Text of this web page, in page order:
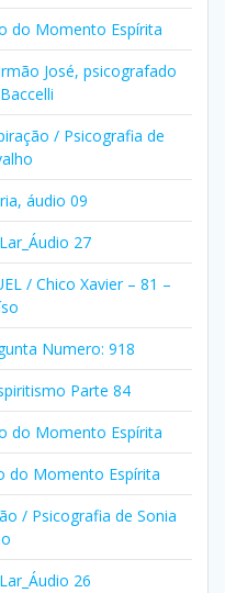
do Momento Espírita
José, psicografado
/ Psicografia de
áudio 09
27
/ Chico Xavier – 81 –
Numero: 918
Parte 84
do Momento Espírita
do Momento Espírita
/ Psicografia de Sonia
26